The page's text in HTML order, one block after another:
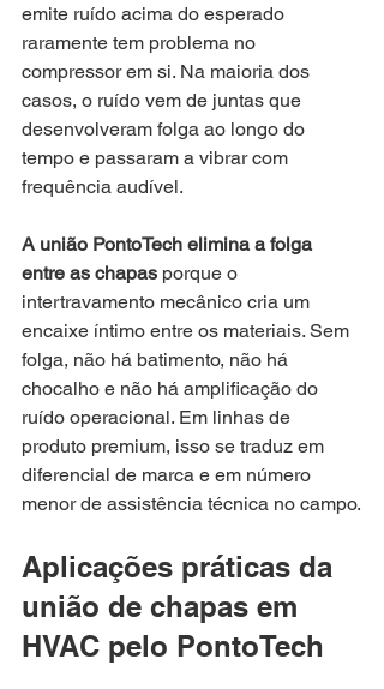
emite ruído acima do esperado
raramente tem problema no
compressor em si. Na maioria dos
casos, o ruído vem de juntas que
desenvolveram folga ao longo do
tempo e passaram a vibrar com
frequência audível.
A união PontoTech elimina a folga
entre as chapas porque o
intertravamento mecânico cria um
encaixe íntimo entre os materiais. Sem
folga, não há batimento, não há
chocalho e não há amplificação do
ruído operacional. Em linhas de
produto premium, isso se traduz em
diferencial de marca e em número
menor de assistência técnica no campo.
Aplicações práticas da
união de chapas em
HVAC pelo PontoTech